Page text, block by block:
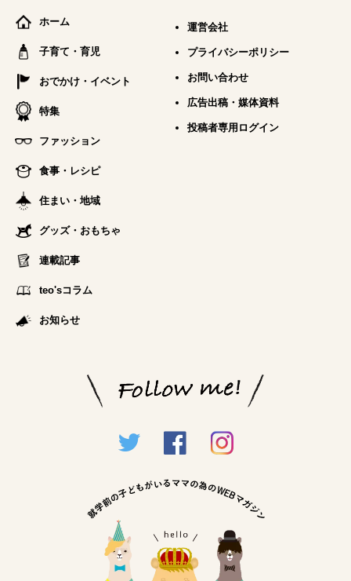
ホーム
子育て・育児
おでかけ・イベント
特集
ファッション
食事・レシピ
住まい・地域
グッズ・おもちゃ
連載記事
teo'sコラム
お知らせ
運営会社
プライバシーポリシー
お問い合わせ
広告出稿・媒体資料
投稿者専用ログイン